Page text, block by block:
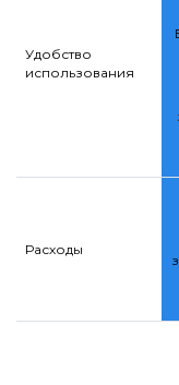
Удобство
использования
Расходы